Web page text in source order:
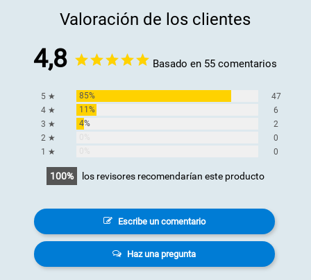
Valoración de los clientes
4,8 Basado en 55 comentarios
5 ★ 85%
47
4 ★
11%
6
3 ★
4%
2
2 ★
0
1 ★
0
100 los revisores recomendarían este producto
Escribe un comentario
Haz una pregunta